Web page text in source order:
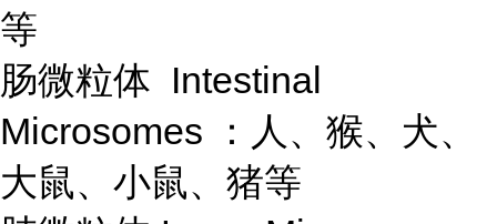
等
肠微粒体 Intestinal
Microsomes ：人、猴、犬、
大鼠、小鼠、猪等